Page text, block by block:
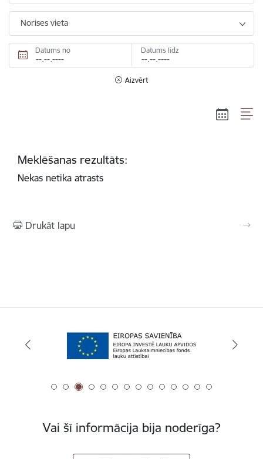
Norises vieta
Datums no Datums līdz
Aizvērt
Meklēšanas rezultāts:
Nekas netika atrasts
Drukāt lapu
Vai šī informācija bija noderīga?